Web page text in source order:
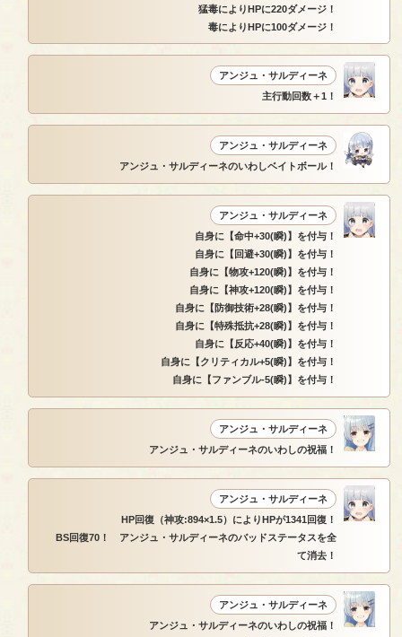
猛毒によりHPに220ダメージ！
毒によりHPに100ダメージ！
アンジュ・サルディーネ
主行動回数＋1！
アンジュ・サルディーネ
アンジュ・サルディーネのいわしベイトボール！
アンジュ・サルディーネ
自身に【命中+30(瞬)】を付与！
自身に【回避+30(瞬)】を付与！
自身に【物攻+120(瞬)】を付与！
自身に【神攻+120(瞬)】を付与！
自身に【防御技術+28(瞬)】を付与！
自身に【特殊抵抗+28(瞬)】を付与！
自身に【反応+40(瞬)】を付与！
自身に【クリティカル+5(瞬)】を付与！
自身に【ファンブル-5(瞬)】を付与！
アンジュ・サルディーネ
アンジュ・サルディーネのいわしの祝福！
アンジュ・サルディーネ
HP回復（神攻:894×1.5）によりHPが1341回復！
BS回復70！ アンジュ・サルディーネのバッドステータスを全
て消去！
アンジュ・サルディーネ
アンジュ・サルディーネのいわしの祝福！